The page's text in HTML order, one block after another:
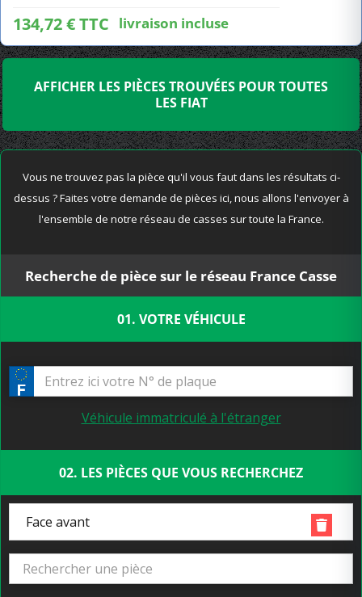
134,72 € TTC livraison incluse
AFFICHER LES PIÈCES TROUVÉES POUR TOUTES
LES FIAT
Vous ne trouvez pas la pièce qu'il vous faut dans les résultats ci-
dessus ? Faites votre demande de pièces ici, nous allons l'envoyer à
l'ensemble de notre réseau de casses sur toute la France.
Recherche de pièce sur le réseau France Casse
01. VOTRE VÉHICULE
Véhicule immatriculé à l'étranger
02. LES PIÈCES QUE VOUS RECHERCHEZ
Face avant